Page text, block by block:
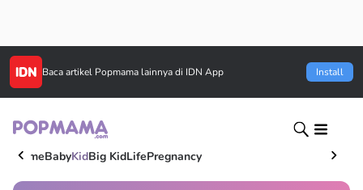
Baca artikel Popmama lainnya di IDN App Install
HomeBabyKidBig KidLifePregnancy